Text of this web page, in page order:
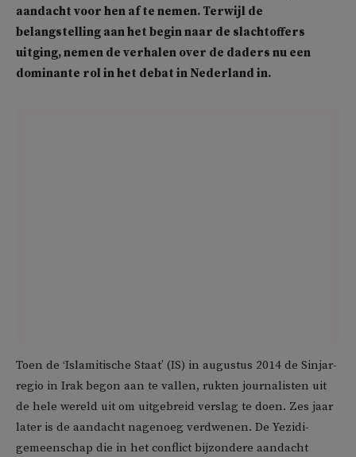
aandacht voor hen af te nemen. Terwijl de
belangstelling aan het begin naar de slachtoffers
uitging, nemen de verhalen over de daders nu een
dominante rol in het debat in Nederland in.
Toen de ‘Islamitische Staat’ (IS) in augustus 2014 de Sinjar-
regio in Irak begon aan te vallen, rukten journalisten uit
de hele wereld uit om uitgebreid verslag te doen. Zes jaar
later is de aandacht nagenoeg verdwenen. De Yezidi-
gemeenschap die in het conflict bijzondere aandacht